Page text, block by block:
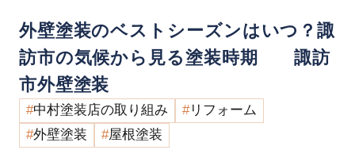
外壁塗装のベストシーズンはいつ？諏
訪市の気候から見る塗装時期 諏訪
市外壁塗装
中村塗装店の取り組み
リフォーム
外壁塗装
屋根塗装